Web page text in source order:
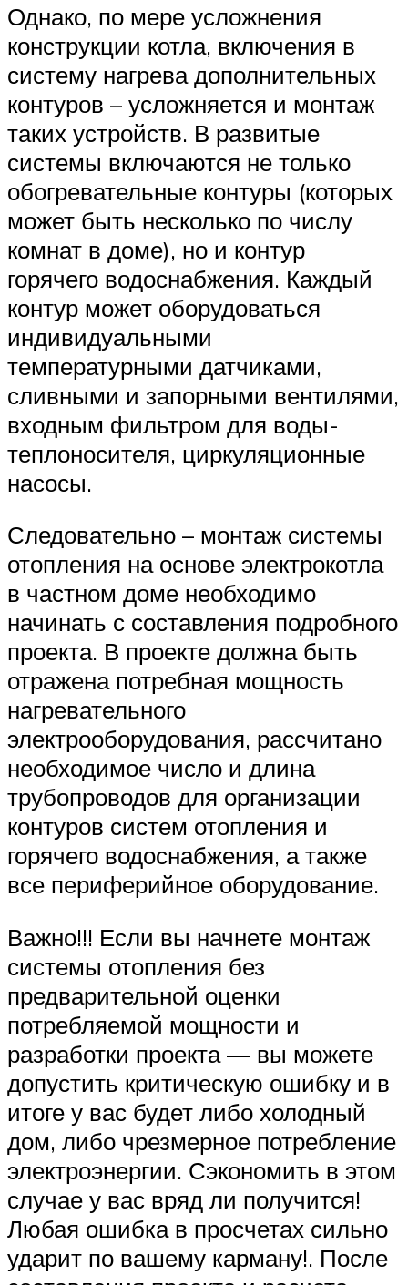
Однако, по мере усложнения
конструкции котла, включения в
систему нагрева дополнительных
контуров – усложняется и монтаж
таких устройств. В развитые
системы включаются не только
обогревательные контуры (которых
может быть несколько по числу
комнат в доме), но и контур
горячего водоснабжения. Каждый
контур может оборудоваться
индивидуальными
температурными датчиками,
сливными и запорными вентилями,
входным фильтром для воды-
теплоносителя, циркуляционные
насосы.
Следовательно – монтаж системы
отопления на основе электрокотла
в частном доме необходимо
начинать с составления подробного
проекта. В проекте должна быть
отражена потребная мощность
нагревательного
электрооборудования, рассчитано
необходимое число и длина
трубопроводов для организации
контуров систем отопления и
горячего водоснабжения, а также
все периферийное оборудование.
Важно!!! Если вы начнете монтаж
системы отопления без
предварительной оценки
потребляемой мощности и
разработки проекта — вы можете
допустить критическую ошибку и в
итоге у вас будет либо холодный
дом, либо чрезмерное потребление
электроэнергии. Сэкономить в этом
случае у вас вряд ли получится!
Любая ошибка в просчетах сильно
ударит по вашему карману!. После